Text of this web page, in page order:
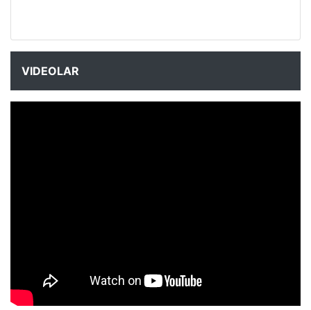
VIDEOLAR
NYXmag 2. Yaş Kutlama Etkinliği